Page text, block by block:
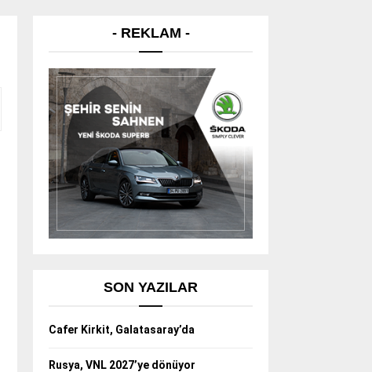
- REKLAM -
SON YAZILAR
Cafer Kirkit, Galatasaray’da
Rusya, VNL 2027’ye dönüyor